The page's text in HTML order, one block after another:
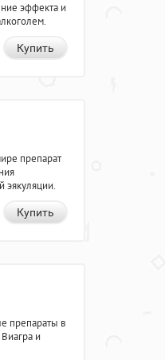
эффекта и
Купить
препарат
эякуляции.
Купить
препараты в
и